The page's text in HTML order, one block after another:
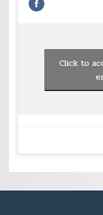
Click to